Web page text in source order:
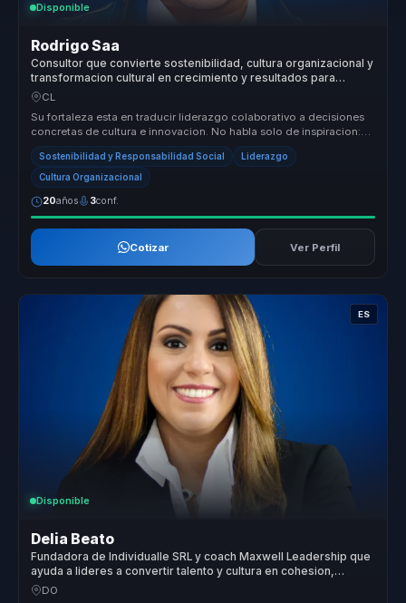
Disponible
Rodrigo Saa
Consultor que convierte sostenibilidad, cultura organizacional y
transformacion cultural en crecimiento y resultados para
empresas.
CL
Su fortaleza esta en traducir liderazgo colaborativo a decisiones
concretas de cultura e innovacion. No habla solo de inspiracion:
ayuda ...
Sostenibilidad y Responsabilidad Social Liderazgo
Cultura Organizacional
20años 3conf.
Cotizar Ver Perfil
ES
Disponible
Delia Beato
Fundadora de Individualle SRL y coach Maxwell Leadership que
ayuda a lideres a convertir talento y cultura en cohesion,
liderazgo y pertenencia.
DO